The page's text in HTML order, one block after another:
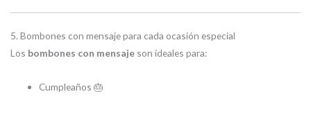
5. Bombones con mensaje para cada ocasión especial
Los bombones con mensaje son ideales para:
Cumpleaños 🎂